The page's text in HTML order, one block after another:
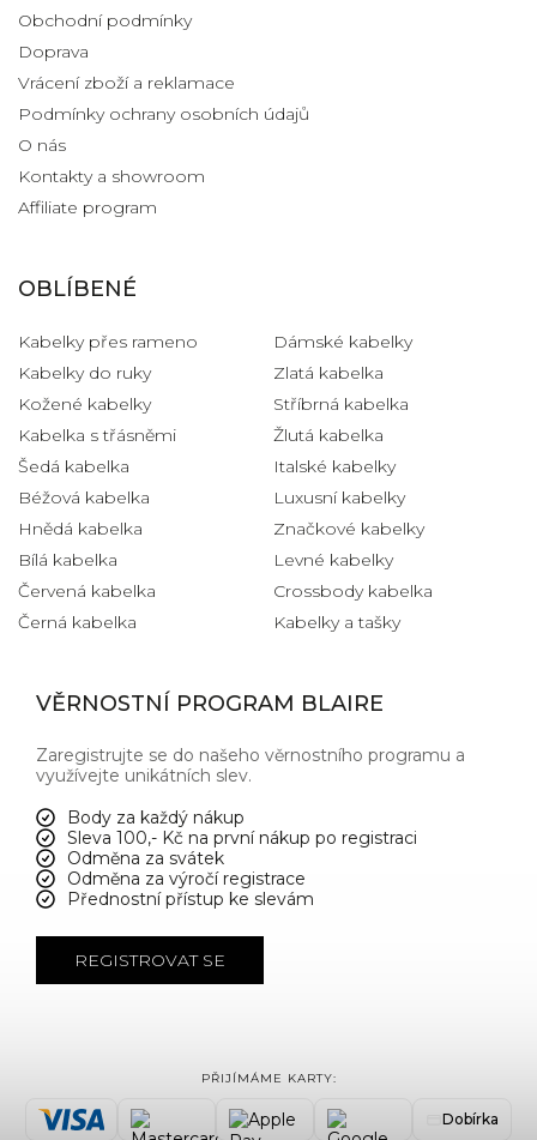
Obchodní podmínky
Doprava
Vrácení zboží a reklamace
Podmínky ochrany osobních údajů
O nás
Kontakty a showroom
Affiliate program
OBLÍBENÉ
Kabelky přes rameno
Kabelky do ruky
Kožené kabelky
Kabelka s třásněmi
Šedá kabelka
Béžová kabelka
Hnědá kabelka
Bílá kabelka
Červená kabelka
Černá kabelka
Dámské kabelky
Zlatá kabelka
Stříbrná kabelka
Žlutá kabelka
Italské kabelky
Luxusní kabelky
Značkové kabelky
Levné kabelky
Crossbody kabelka
Kabelky a tašky
VĚRNOSTNÍ PROGRAM BLAIRE
Zaregistrujte se do našeho věrnostního programu a
využívejte unikátních slev.
Body za každý nákup
Sleva 100,- Kč na první nákup po registraci
Odměna za svátek
Odměna za výročí registrace
Přednostní přístup ke slevám
REGISTROVAT SE
PŘIJÍMÁME KARTY:
Dobírka